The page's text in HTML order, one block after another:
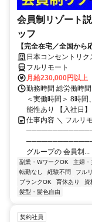
会員制リゾート
ッフ
【完全在宅／全国か
トのご案内×テレワー
日本コンセントリ
フルリモート
月給230,000円以上
勤務時間 総労働時
＜実働時間＞ 8時
能性あり 【入社日
仕事内容 ＼ フルリ
グループの 会員制...
副業・WワークOK 主婦
転勤なし
経験不問 フル
ブランクOK
育休あり 資
髪型・髪色自由
契約社員